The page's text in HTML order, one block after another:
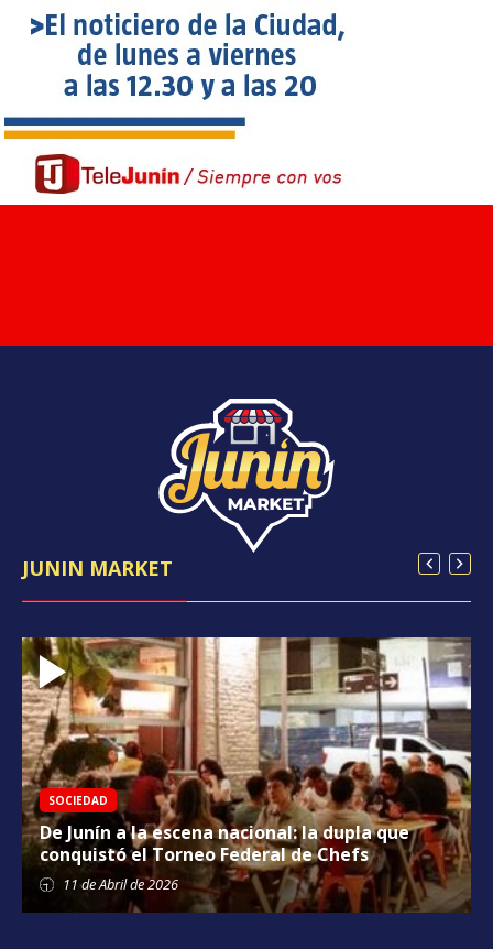
JUNIN MARKET
SOCIEDAD
De Junín a la escena nacional: la dupla que
conquistó el Torneo Federal de Chefs
11 deAbrilde 2026